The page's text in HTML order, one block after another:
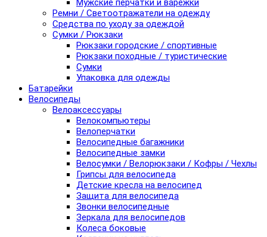
Мужские перчатки и варежки
Ремни / Светоотражатели на одежду
Средства по уходу за одеждой
Сумки / Рюкзаки
Рюкзаки городские / спортивные
Рюкзаки походные / туристические
Сумки
Упаковка для одежды
Батарейки
Велосипеды
Велоаксессуары
Велокомпьютеры
Велоперчатки
Велосипедные багажники
Велосипедные замки
Велосумки / Велорюкзаки / Кофры / Чехлы
Грипсы для велосипеда
Детские кресла на велосипед
Защита для велосипеда
Звонки велосипедные
Зеркала для велосипедов
Колеса боковые